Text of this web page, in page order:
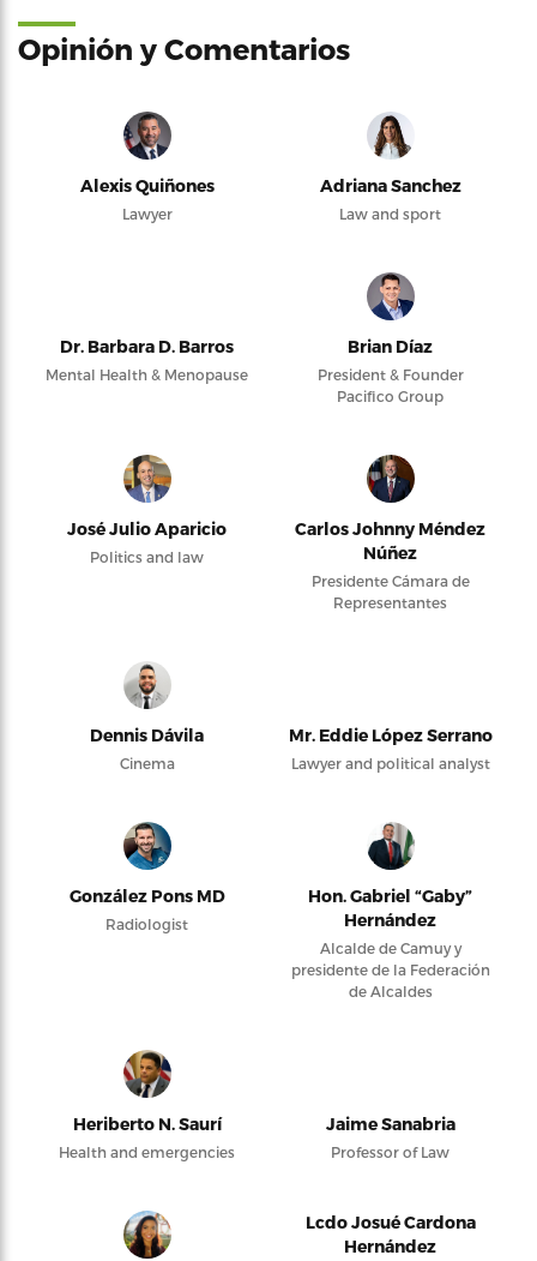
Opinión y Comentarios
Alexis Quiñones
Lawyer
Adriana Sanchez
Law and sport
Dr. Barbara D. Barros
Mental Health & Menopause
Brian Díaz
President & Founder
Pacifico Group
José Julio Aparicio
Politics and law
Carlos Johnny Méndez
Núñez
Presidente Cámara de
Representantes
Dennis Dávila
Cinema
Mr. Eddie López Serrano
Lawyer and political analyst
González Pons MD
Radiologist
Hon. Gabriel “Gaby”
Hernández
Alcalde de Camuy y
presidente de la Federación
de Alcaldes
Heriberto N. Saurí
Health and emergencies
Jaime Sanabria
Professor of Law
Lcdo Josué Cardona
Hernández